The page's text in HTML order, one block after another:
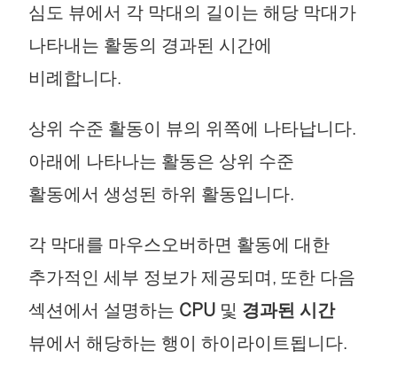
심도 뷰에서 각 막대의 길이는 해당 막대가
나타내는 활동의 경과된 시간에
비례합니다.
상위 수준 활동이 뷰의 위쪽에 나타납니다.
아래에 나타나는 활동은 상위 수준
활동에서 생성된 하위 활동입니다.
각 막대를 마우스오버하면 활동에 대한
추가적인 세부 정보가 제공되며, 또한 다음
섹션에서 설명하는 CPU 및 경과된 시간
뷰에서 해당하는 행이 하이라이트됩니다.